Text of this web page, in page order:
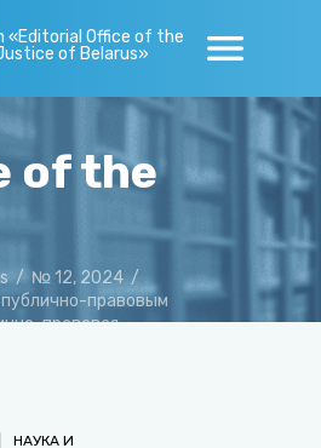
«Editorial Office of the
of Belarus»
of the
/ № 12, 2024 /
правовым
правовая
НАУКА И